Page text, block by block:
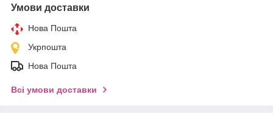
Умови доставки
Нова Пошта
Укрпошта
Нова Пошта
Всі умови доставки